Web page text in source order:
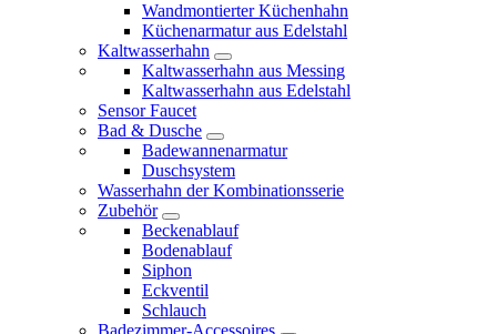
Wandmontierter Küchenhahn
Küchenarmatur aus Edelstahl
Kaltwasserhahn
Kaltwasserhahn aus Messing
Kaltwasserhahn aus Edelstahl
Sensor Faucet
Bad & Dusche
Badewannenarmatur
Duschsystem
Wasserhahn der Kombinationsserie
Zubehör
Beckenablauf
Bodenablauf
Siphon
Eckventil
Schlauch